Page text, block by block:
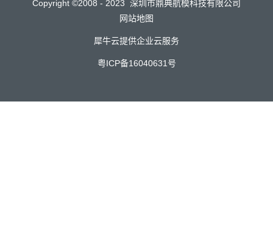
Copyright ©2008 - 2023 深圳市鼎典航模科技有限公司
网站地图
犀牛云提供企业云服务
粤ICP备16040631号